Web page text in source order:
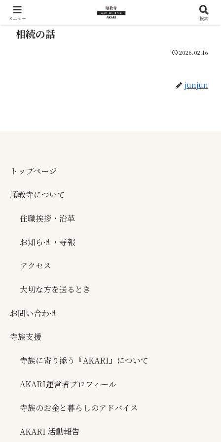
相続の話
2026.02.16
junjun
トップページ
順教寺について
住職挨拶・沿革
お知らせ・寺報
アクセス
大切な方を送るとき
お問い合わせ
寺族支援
寺族に寄り添う『AKARI』について
AKARI運営者プロフィール
寺族のお金と暮らしのアドバイス
AKARI 活動報告
メニュー 検索